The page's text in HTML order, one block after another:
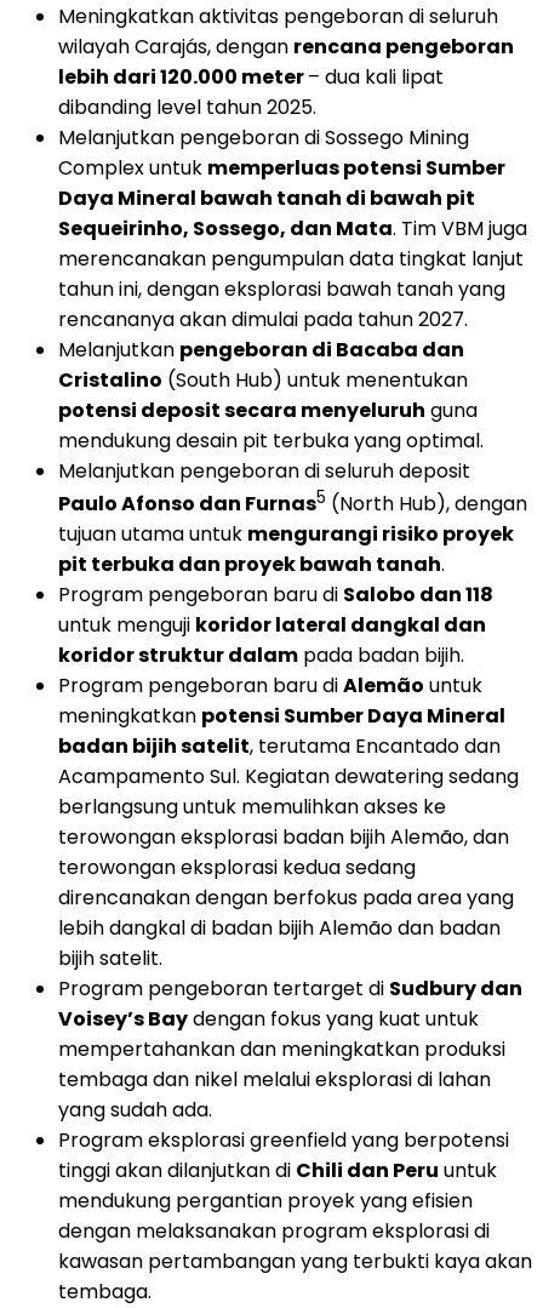
Meningkatkan aktivitas pengeboran di seluruh
wilayah Carajás, dengan rencana pengeboran
lebih dari 120.000 meter– dua kali lipat
dibanding level tahun 2025.
Melanjutkan pengeboran di Sossego Mining
Complex untuk memperluas potensi Sumber
Daya Mineral bawah tanah di bawah pit
Sequeirinho, Sossego, dan Mata. Tim VBM juga
merencanakan pengumpulan data tingkat lanjut
tahun ini, dengan eksplorasi bawah tanah yang
rencananya akan dimulai pada tahun 2027.
Melanjutkan pengeboran di Bacaba dan
Cristalino (South Hub) untuk menentukan
potensi deposit secara menyeluruh guna
mendukung desain pit terbuka yang optimal.
Melanjutkan pengeboran di seluruh deposit
Paulo Afonso dan Furnas5 (North Hub), dengan
tujuan utama untuk mengurangi risiko proyek
pit terbuka dan proyek bawah tanah.
Program pengeboran baru di Salobo dan 118
untuk menguji koridor lateral dangkal dan
koridor struktur dalam pada badan bijih.
Program pengeboran baru diAlemão untuk
meningkatkan potensi Sumber Daya Mineral
badan bijih satelit, terutama Encantado dan
Acampamento Sul. Kegiatan dewatering sedang
berlangsung untuk memulihkan akses ke
terowongan eksplorasi badan bijih Alemão, dan
terowongan eksplorasi kedua sedang
direncanakan dengan berfokus pada area yang
lebih dangkal di badan bijih Alemão dan badan
bijih satelit.
Program pengeboran tertarget di Sudbury dan
Voisey’s Baydengan fokus yang kuat untuk
mempertahankan dan meningkatkan produksi
tembaga dan nikel melalui eksplorasi di lahan
yang sudah ada.
Program eksplorasi greenfield yang berpotensi
tinggi akan dilanjutkan di Chili dan Peru untuk
mendukung pergantian proyek yang efisien
dengan melaksanakan program eksplorasi di
kawasan pertambangan yang terbukti kaya akan
tembaga.